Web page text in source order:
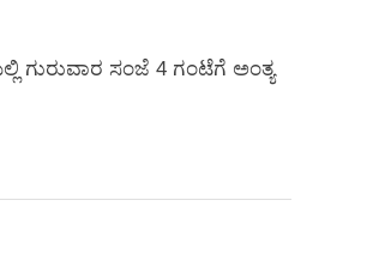
ಗುರುವಾರ ಸಂಜೆ 4 ಗಂಟೆಗೆ ಅಂತ್ಯ